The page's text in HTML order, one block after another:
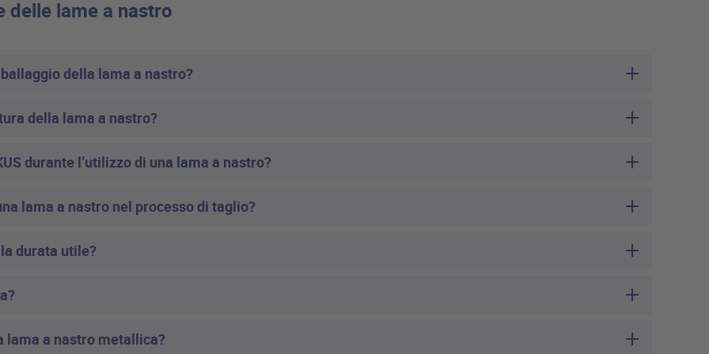
delle lame a nastro
della lama a nastro?
della lama a nastro?
durante l’utilizzo di una lama a nastro?
lama a nastro nel processo di taglio?
durata utile?
lama a nastro metallica?